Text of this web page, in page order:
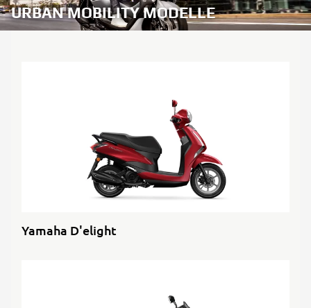
URBAN MOBILITY MODELLE
Yamaha D'elight